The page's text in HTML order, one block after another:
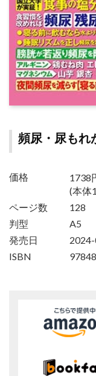
頻尿・尿もれ
価格
1738
(本体
ページ数
128
判型
A5
発売日
ISBN